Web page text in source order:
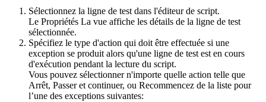
Sélectionnez la ligne de test dans l'éditeur de script.
Le Propriétés La vue affiche les détails de la ligne de test
sélectionnée.
Spécifiez le type d'action qui doit être effectuée si une
exception se produit alors qu'une ligne de test est en cours
d'exécution pendant la lecture du script.
Vous pouvez sélectionner n'importe quelle action telle que
Arrêt, Passer et continuer, ou Recommencez de la liste pour
l’une des exceptions suivantes: